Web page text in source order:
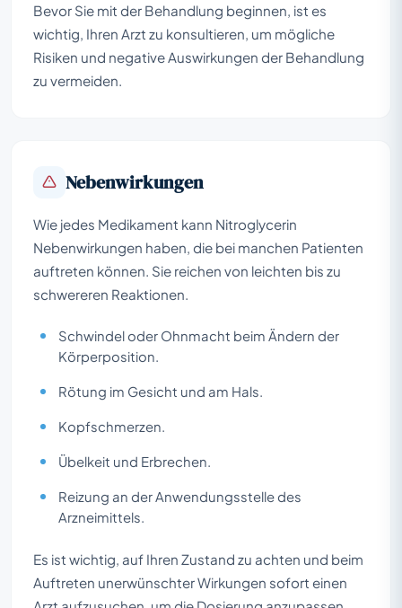
Bevor Sie mit der Behandlung beginnen, ist es
wichtig, Ihren Arzt zu konsultieren, um mögliche
Risiken und negative Auswirkungen der Behandlung
zu vermeiden.
Nebenwirkungen
Wie jedes Medikament kann Nitroglycerin
Nebenwirkungen haben, die bei manchen Patienten
auftreten können. Sie reichen von leichten bis zu
schwereren Reaktionen.
Schwindel oder Ohnmacht beim Ändern der
Körperposition.
Rötung im Gesicht und am Hals.
Kopfschmerzen.
Übelkeit und Erbrechen.
Reizung an der Anwendungsstelle des
Arzneimittels.
Es ist wichtig, auf Ihren Zustand zu achten und beim
Auftreten unerwünschter Wirkungen sofort einen